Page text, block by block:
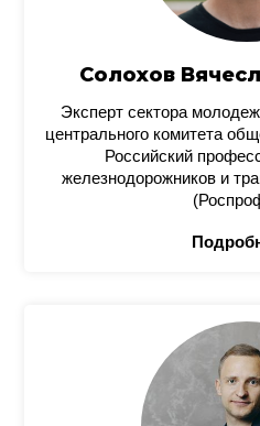
Солохов
Эксперт сектора
центрального комитета
Российский
железнодорожников и